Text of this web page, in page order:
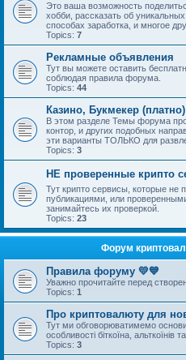
Это ваша возможность
хобби, рассказать об
способах заработка, и многое
Topics: 7
Рекламные объявления
Тут вы можете оставить
соблюдая правила форума.
Topics: 44
Казино, Букмекер (платно)
В этом разделе Темы форума
контор, и других подобных
эти варианты ТОЛЬКО для
Topics: 3
НЕ проверенные крипто
Тут крипто сервисы, которые не
публикациями, или
занимайтесь их проверкой.
Topics: 23
Форум
Правила форуму 💛💙
Уважно прочитайте перед
Topics: 1
Про криптовалюту для
Тут ми обговорюватимемо
особливості біткоїна, альткоїнів
Topics: 3